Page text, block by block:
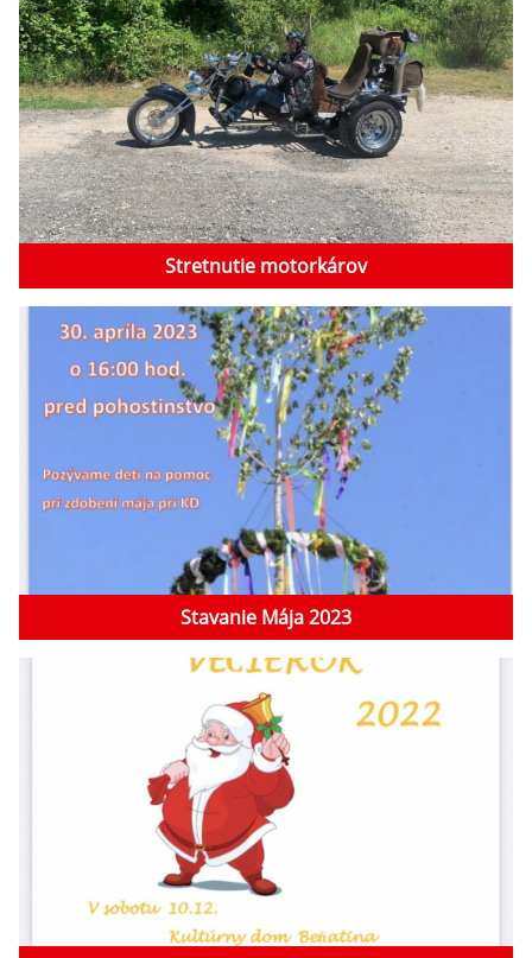
Stretnutie motorkárov
Stavanie Mája 2023